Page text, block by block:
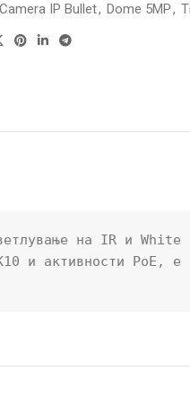
Camera IP Bullet, Dome 5MP,
на IR и
и активности PoE, е